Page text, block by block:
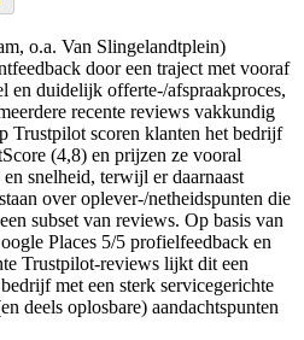
o.a. Van Slingelandtplein)
door een traject met vooraf
en duidelijk offerte-/afspraakproces,
recente reviews vakkundig
Trustpilot scoren klanten het bedrijf
(4,8) en prijzen ze vooral
snelheid, terwijl er daarnaast
over oplever-/netheidspunten die
subset van reviews. Op basis van
Places 5/5 profielfeedback en
Trustpilot-reviews lijkt dit een
met een sterk servicegerichte
deels oplosbare) aandachtspunten